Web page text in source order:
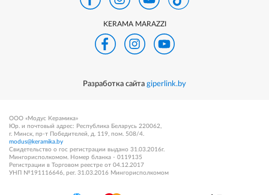
KERAMA MARAZZI
Разработка сайта giperlink.by
ООО «Модус Керамика»
Юр. и почтовый адрес: Республика Беларусь 220062,
г. Минск, пр-т Победителей, д. 119, пом. 508/4.
modus@keramika.by
Свидетельство о гос регистрации выдано 31.03.2016г.
Мингорисполкомом. Номер бланка - 0119135
Регистрации в Торговом реестре от 04.12.2017
УНП №191116646, рег. 31.03.2016 Мингорисполкомом